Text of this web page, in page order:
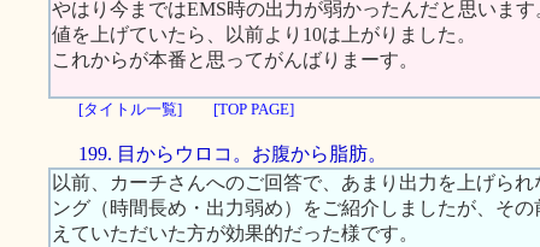
やはり今まではEMS時の出力が弱かったんだと思いま
値を上げていたら、以前より10は上がりました。
これからが本番と思ってがんばりまーす。
[タイトル一覧] [TOP PAGE]
199. 目からウロコ。お腹から脂肪。
以前、カーチさんへのご回答で、あまり出力を上げら
ング（時間長め・出力弱め）をご紹介しましたが、そ
えていただいた方が効果的だった様です。